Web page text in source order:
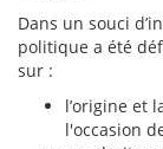
Dans un souci
politique a été
sur :
l’origine et
l'occasion